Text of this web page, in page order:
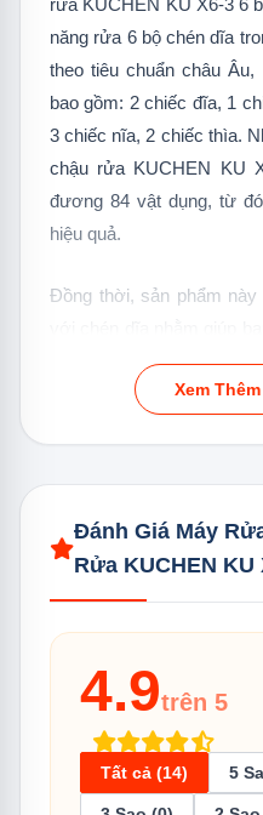
rửa KUCHEN KU X6-3 6
năng rửa 6 bộ chén dĩa
theo tiêu chuẩn châu
bao gồm: 2 chiếc đĩa, 1
3 chiếc nĩa, 2 chiếc thìa.
chậu rửa KUCHEN KU
đương 84 vật dụng, từ
hiệu quả.
Đồng thời, sản phẩm
hợp lý. Theo ước tính
rửa KUCHEN KU X6-3 6
Tham khảo:Đánh giá
không? Của nước nào?
Xem
Đánh Giá Máy
Rửa KUCHEN KU
4.9trên 5
Tất cả (14) 5